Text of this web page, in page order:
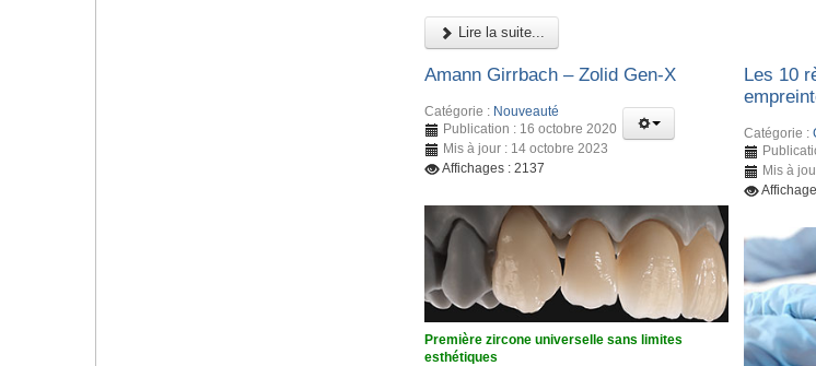
Lire la suite...
Amann Girrbach – Zolid Gen-X
Catégorie : Nouveauté
Publication : 16 octobre 2020
Mis à jour : 14 octobre 2023
Affichages : 2137
Première zircone universelle sans limites
esthétiques
Les 10
Catégorie :
Mis à